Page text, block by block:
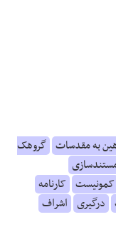
به مقدسات گروهک
کمونیست کارنامه
درگیری اشراف